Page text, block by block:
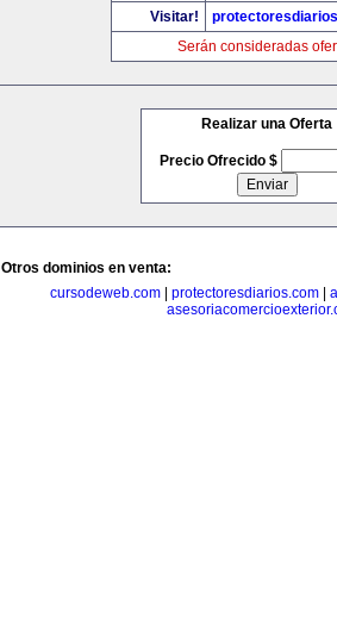
Visitar!
Serán consideradas
Realizar una Oferta
Precio Ofrecido $
Otros dominios en venta:
cursodeweb.com
protectoresdiarios.com